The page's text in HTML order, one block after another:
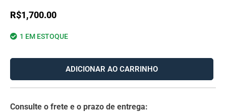
R$1,700.00
1 EM ESTOQUE
ADICIONAR AO CARRINHO
Consulte o frete e o prazo de entrega: